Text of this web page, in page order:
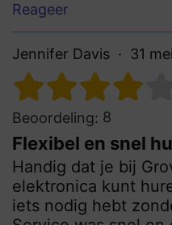
Reageer
Jennifer Davis 31
Beoordeling: 8
Flexibel en snel
Handig dat je bij
elektronica kunt
iets nodig hebt